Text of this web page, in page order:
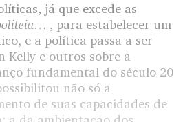
já que excede as
… , para estabelecer um
e a política passa a ser
Kelly e outros sobre a
fundamental do século 20
não só a
de suas capacidades de